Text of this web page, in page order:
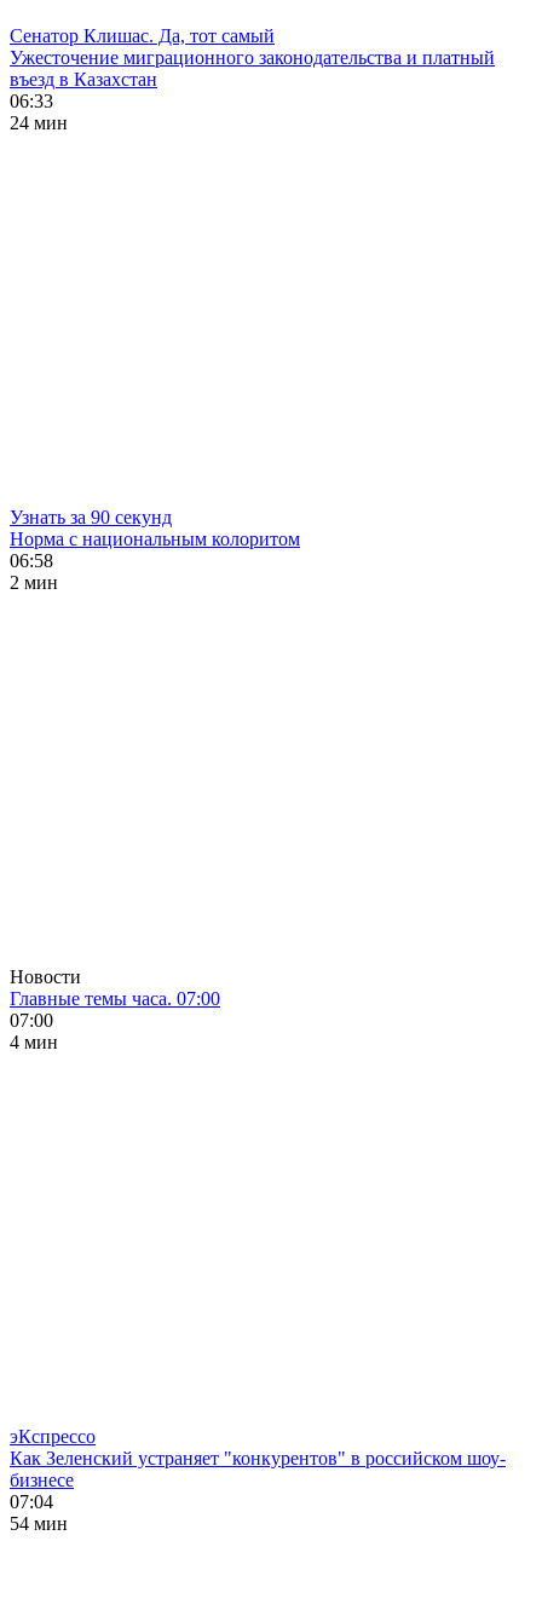
Сенатор Клишас. Да, тот самый
Ужесточение миграционного законодательства и платный
въезд в Казахстан
06:33
24 мин
Узнать за 90 секунд
Норма с национальным колоритом
06:58
2 мин
Новости
Главные темы часа. 07:00
07:00
4 мин
эКспрессо
Как Зеленский устраняет "конкурентов" в российском шоу-
бизнесе
07:04
54 мин